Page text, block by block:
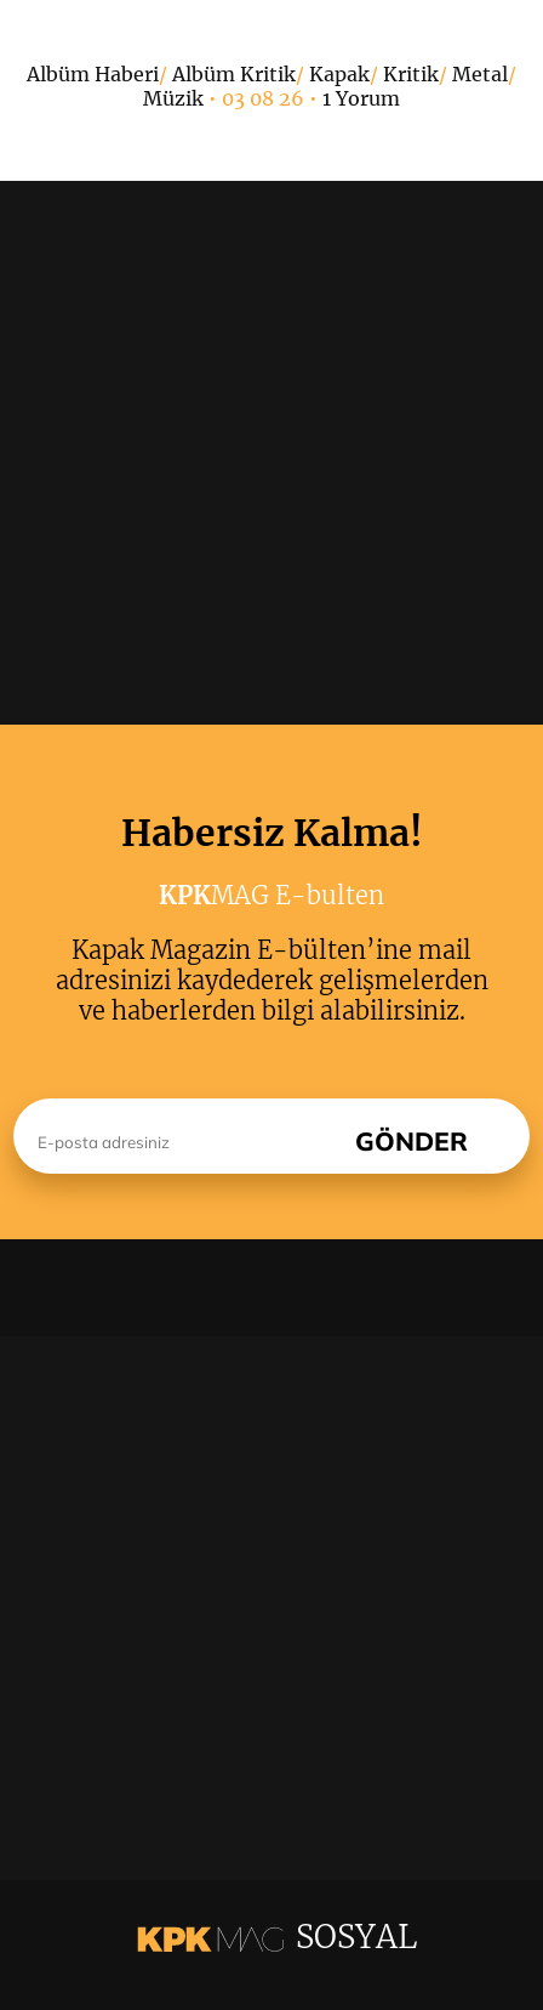
Albüm Haberi/Albüm Kritik/ Kapak/ Kritik/ Metal/
Müzik• 03 08 26 • 1 Yorum
Habersiz Kalma!
KPKMAG E-bulten
Kapak Magazin E-bülten’ine mail
adresinizi kaydederek gelişmelerden
ve haberlerden bilgi alabilirsiniz.
SOSYAL